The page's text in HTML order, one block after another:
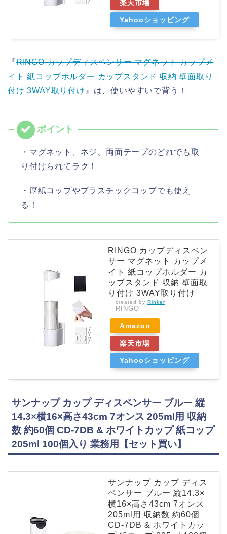
楽天市場
Yahooショッピング
『RINGO カップディスペンサー マグネット カップメ
イト 紙コップホルダー カップスタンド 収納 壁面取り
付け 3WAY取り付け』は、使いやすいで背う！
・マグネット、ネジ、両面テープのどれでも取
り付けられてラク！
・厚紙コップやプラスチックコップでも使え
る！
RINGO カップディスペン
サー マグネット カップメ
イト 紙コップホルダー カ
ップスタンド 収納 壁面取
り付け 3WAY取り付け
created by Rinker
RINGO
Amazon
楽天市場
Yahooショッピング
サンナップ カップ ディスペンサー ブルー 縦
14.3×横16×高さ43cm 7オンス 205ml用 収納
数 約60個 CD-7DB & ホワイトカップ 紙コップ
205ml 100個入り 業務用【セット買い】
サンナップ カップ ディス
ペンサー ブルー 縦14.3×
横16×高さ43cm 7オンス
205ml用 収納数 約60個
CD-7DB & ホワイトカッ